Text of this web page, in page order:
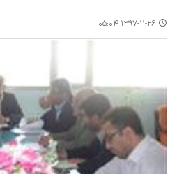
۱۳۹۷-۱۱-۲۶ ۰۵:۰۴